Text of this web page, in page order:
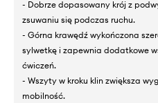
- Dobrze dopasowany krój z
zsuwaniu się podczas ruchu.
- Górna krawędź wykończona
sylwetkę i zapewnia dodatkowe
ćwiczeń.
- Wszyty w kroku klin zwiększa
mobilność.